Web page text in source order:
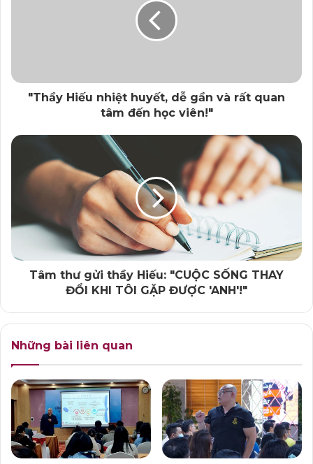
"Thầy Hiếu nhiệt huyết, dễ gần và rất quan
tâm đến học viên!"
Tâm thư gửi thầy Hiếu: "CUỘC SỐNG THAY
ĐỔI KHI TÔI GẶP ĐƯỢC 'ANH'!"
Những bài liên quan